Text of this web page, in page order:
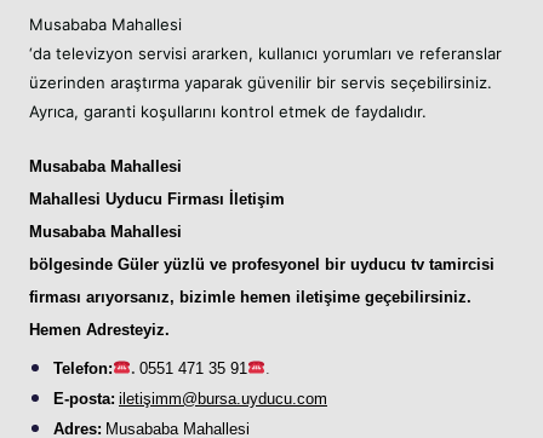
Musababa Mahallesi
‘da televizyon servisi ararken, kullanıcı yorumları ve referanslar
üzerinden araştırma yaparak güvenilir bir servis seçebilirsiniz.
Ayrıca, garanti koşullarını kontrol etmek de faydalıdır.
Musababa Mahallesi
Mahallesi Uyducu Firması İletişim
Musababa Mahallesi
bölgesinde Güler yüzlü ve profesyonel bir uyducu tv tamircisi
firması arıyorsanız, bizimle hemen iletişime geçebilirsiniz.
Hemen Adresteyiz.
Telefon: . 0551 471 35 91
E-posta: iletişimm@bursa. uyducu .com
Adres: Musababa Mahallesi